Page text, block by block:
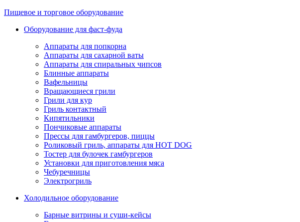
Пищевое и торговое оборудование
Оборудование для фаст-фуда
Аппараты для попкорна
Аппараты для сахарной ваты
Аппараты для спиральных чипсов
Блинные аппараты
Вафельницы
Вращающиеся грили
Грили для кур
Гриль контактный
Кипятильники
Пончиковые аппараты
Прессы для гамбургеров, пиццы
Роликовый гриль, аппараты для HOT DOG
Тостер для булочек гамбургеров
Установки для приготовления мяса
Чебуречницы
Электрогриль
Холодильное оборудование
Барные витрины и суши-кейсы